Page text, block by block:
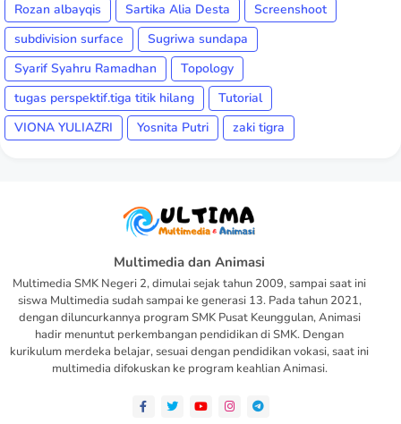
Rozan albayqis
Sartika Alia Desta
Screenshoot
subdivision surface
Sugriwa sundapa
Syarif Syahru Ramadhan
Topology
tugas perspektif.tiga titik hilang
Tutorial
VIONA YULIAZRI
Yosnita Putri zaki tigra
Multimedia dan Animasi
Multimedia SMK Negeri 2, dimulai sejak tahun 2009, sampai saat ini
siswa Multimedia sudah sampai ke generasi 13. Pada tahun 2021,
dengan diluncurkannya program SMK Pusat Keunggulan, Animasi
hadir menuntut perkembangan pendidikan di SMK. Dengan
kurikulum merdeka belajar, sesuai dengan pendidikan vokasi, saat ini
multimedia difokuskan ke program keahlian Animasi.